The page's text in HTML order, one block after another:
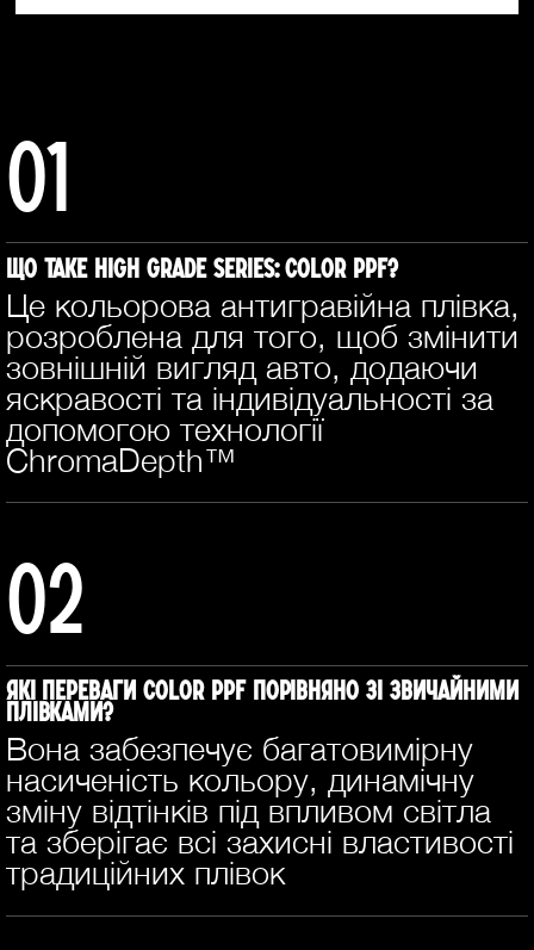
01
Що таке High Grade Series: Color PPF?
Це кольорова антигравійна плівка,
розроблена для того, щоб змінити
зовнішній вигляд авто, додаючи
яскравості та індивідуальності за
допомогою технології
ChromaDepth™
02
Які переваги COLOR PPF порівняно зі звичайними
плівками?
Вона забезпечує багатовимірну
насиченість кольору, динамічну
зміну відтінків під впливом світла
та зберігає всі захисні властивості
традиційних плівок